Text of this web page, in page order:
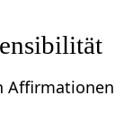
Affirmationen